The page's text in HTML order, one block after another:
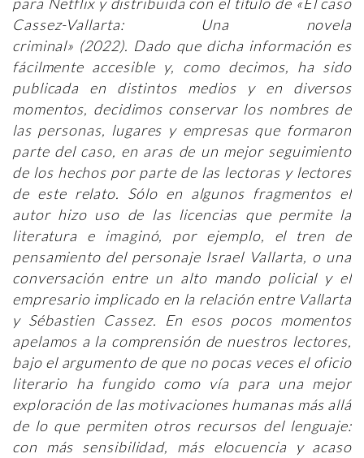
Cassez-Vallarta: Una novela
criminal» (2022). Dado que dicha información es
fácilmente accesible y, como decimos, ha sido
publicada en distintos medios y en diversos
momentos, decidimos conservar los nombres de
las personas, lugares y empresas que formaron
parte del caso, en aras de un mejor seguimiento
de los hechos por parte de las lectoras y lectores
de este relato. Sólo en algunos fragmentos el
autor hizo uso de las licencias que permite la
literatura e imaginó, por ejemplo, el tren de
pensamiento del personaje Israel Vallarta, o una
conversación entre un alto mando policial y el
empresario implicado en la relación entre Vallarta
y Sébastien Cassez. En esos pocos momentos
apelamos a la comprensión de nuestros lectores,
bajo el argumento de que no pocas veces el oficio
literario ha fungido como vía para una mejor
exploración de las motivaciones humanas más allá
de lo que permiten otros recursos del lenguaje:
con más sensibilidad, más elocuencia y acaso